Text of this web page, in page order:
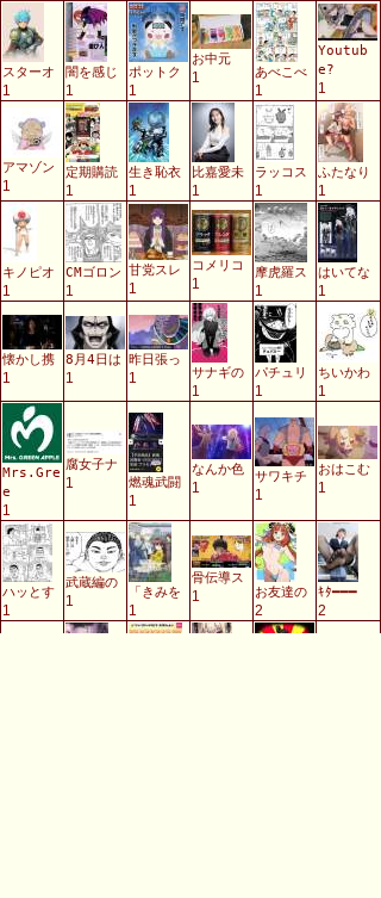
スターオ
1
闇を感じ
1
ポットク
1
お中元
1 あべこべ
1
Youtub
e?
1
アマゾン
1
定期購読
1
生き恥衣
1
比嘉愛未
1
ラッコス
1
ふたなり
1
キノピオ
1
CMゴロン
1
甘党スレ
1
コメリコ
1
摩虎羅ス
1
はいてな
1
懐かし携
1
8月4日は
1
昨日張っ
1 サナギの
1
パチュリ
1
ちいかわ
1
Mrs.Gre
e
1
腐女子ナ
1 燃魂武闘
1
なんか色
1
サワキチ
1
おはこむ
1
ハッとす
1
武蔵編の
1
「きみを
1
骨伝導ス
1 お友達の
2
ｷﾀ━━━
2